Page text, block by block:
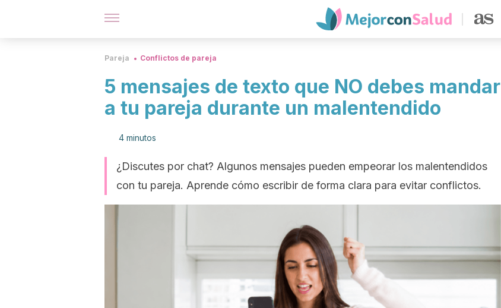
Pareja Conflictos de pareja
5 mensajes de texto que NO debes mandar
a tu pareja durante un malentendido
4 minutos
¿Discutes por chat? Algunos mensajes pueden empeorar los malentendidos
con tu pareja. Aprende cómo escribir de forma clara para evitar conflictos.